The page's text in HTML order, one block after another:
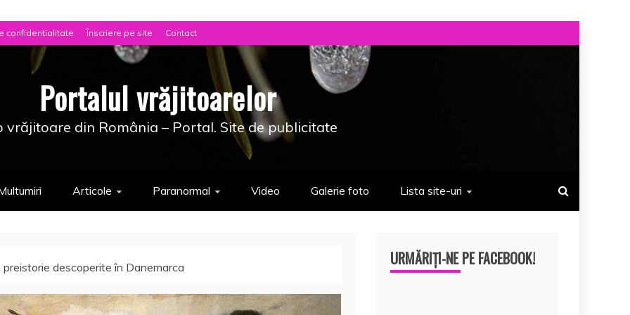
confidentialitate Înscriere pe site Contact
Portalul vrăjitoarelor
vrăjitoare din România – Portal. Site de publicitate
Articole Paranormal Video Galerie foto Lista site-uri
descoperite în Danemarca URMĂRIȚI-NE PE FACEBOOK!